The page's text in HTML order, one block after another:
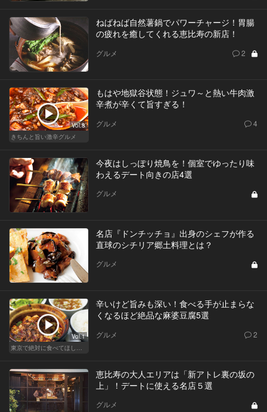
ねばねば自然薯鍋でパワーチャージ！胃腸
の疲れを癒してくれる恵比寿の新店！
グルメ 2
Vol.8
きちんと旨い激辛グルメ
もはや地獄谷状態！ジュワ～と熱い牛肉激
辛煮が辛くて旨すぎる！
グルメ 4
今夜はしっぽり焼鳥を！個室でゆったり味
わえるデート向きの店4選
グルメ
名店『ドンチッチョ』出身のシェフが作る
直球のシチリア郷土料理とは？
グルメ
Vol.1
東京で絶対に食べてほしい麻婆豆腐！痺れる辛さがクセになる
辛いけど旨みも深い！食べる手が止まらな
くなるほど絶品な麻婆豆腐5選
グルメ 2
恵比寿の大人エリアは「新アトレ裏の坂の
上」！デートに使える名店５選
グルメ